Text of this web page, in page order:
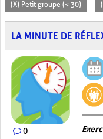
(X) Petit groupe (< 30)
LA MINUTE DE
0